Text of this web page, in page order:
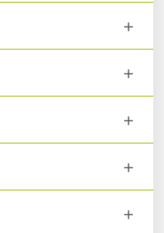
+
+
+
+
+